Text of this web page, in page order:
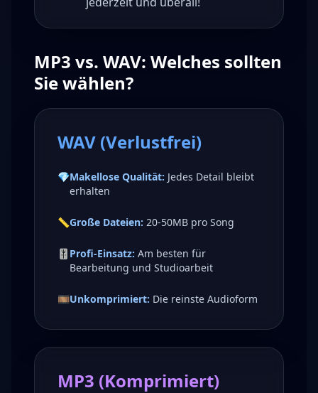
MP3 vs. WAV: Welches sollten
Sie wählen?
WAV (Verlustfrei)
💎Makellose Qualität: Jedes Detail bleibt
erhalten
📏Große Dateien: 20-50MB pro Song
🎚️ Profi-Einsatz: Am besten für
Bearbeitung und Studioarbeit
🎞️Unkomprimiert: Die reinste Audioform
MP3 (Komprimiert)